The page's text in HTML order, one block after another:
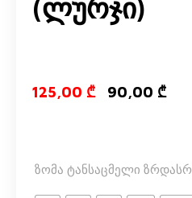
(ლურჯი)
125,00 ₾ 90,00 ₾
ზომა ტანსაცმელი